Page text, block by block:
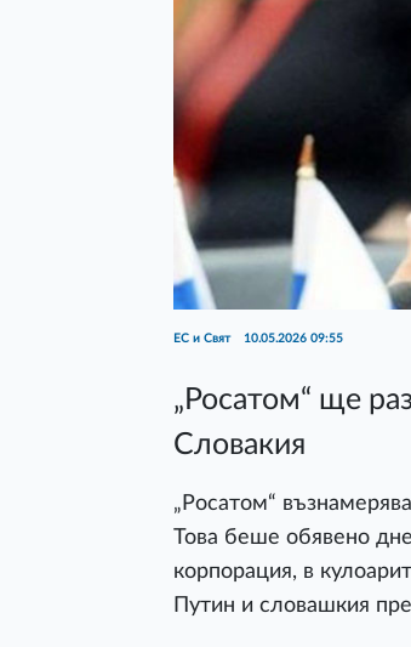
ЕС и Свят 10.05.2026 09:55
„Росатом“ ще
Словакия
„Росатом“
Това беше обявено
корпорация, в
Путин и словашкия